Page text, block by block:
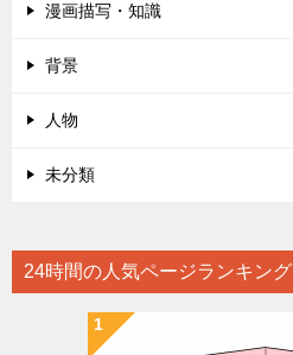
漫画描写・知識
背景
人物
未分類
24時間の人気ページランキング